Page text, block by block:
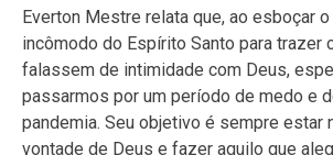
Everton Mestre relata que, ao esboçar
incômodo do Espírito Santo para trazer
falassem de intimidade com Deus,
passarmos por um período de medo e
pandemia. Seu objetivo é sempre estar
vontade de Deus e fazer aquilo que